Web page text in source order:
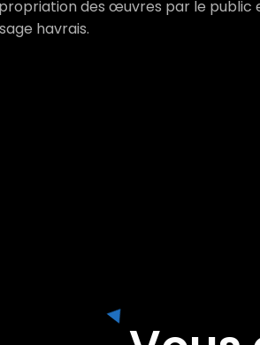
des œuvres par le
havrais.